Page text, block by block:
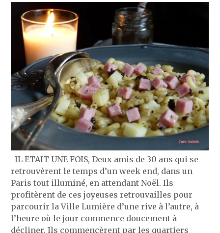
IL ETAIT UNE FOIS, Deux amis de 30 ans qui se
retrouvèrent le temps d’un week end, dans un
Paris tout illuminé, en attendant Noël. Ils
profitèrent de ces joyeuses retrouvailles pour
parcourir la Ville Lumière d’une rive à l’autre, à
l’heure où le jour commence doucement à
décliner. Ils commencèrent par les quartiers